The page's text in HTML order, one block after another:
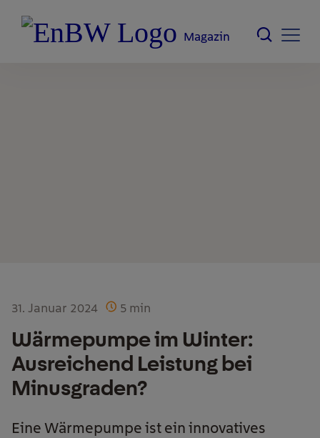
Magazin
31. Januar 2024 5 min
Wärmepumpe im Winter:
Ausreichend Leistung bei
Minusgraden?
Eine Wärmepumpe ist ein innovatives